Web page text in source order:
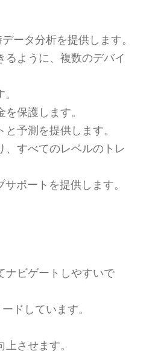
ータ分析を提供します。
るように、複数のデバイ
保護します。
予測を提供します。
、すべてのレベルのトレ
ポートを提供します。
ナビゲートしやすいで
ドしています。
させます。